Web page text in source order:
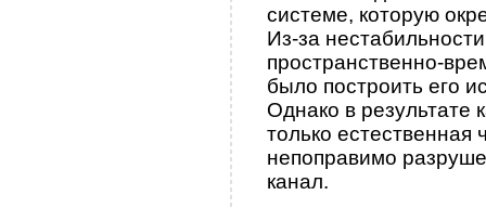
системе, которую
Из-за
пространственно-
было построить его
Однако в результате
только естественная
непоправимо
канал.